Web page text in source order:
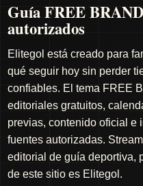
Guía FREE
autorizados
Elitegol está creado para
qué seguir hoy sin perder
confiables. El tema FREE
editoriales gratuitos,
previas, contenido oficial e
fuentes autorizadas.
editorial de guía deportiva,
de este sitio es Elitegol.